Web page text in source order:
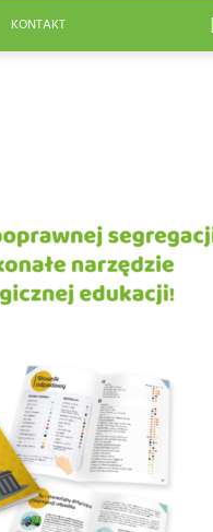
KONTAKT